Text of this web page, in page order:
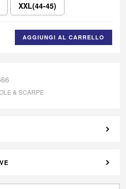
XXL(44-45)
AGGIUNGI AL CARRELLO
& SCARPE